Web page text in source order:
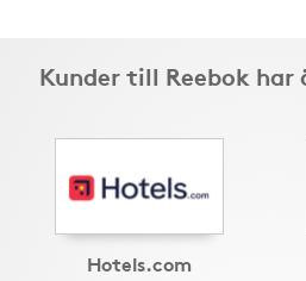
Kunder till Reebok har
Hotels.com